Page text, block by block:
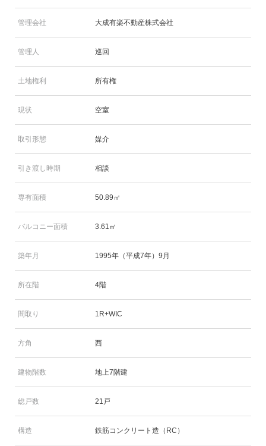
管理会社 大成有楽不動産株式会社
管理人 巡回
土地権利 所有権
現状 空室
取引形態 媒介
引き渡し時期 相談
専有面積 50.89㎡
バルコニー面積 3.61㎡
築年月 1995年（平成7年）9月
所在階 4階
間取り 1R+WIC
方角 西
建物階数 地上7階建
総戸数 21戸
構造 鉄筋コンクリート造（RC）